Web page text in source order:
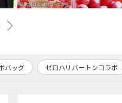
バートンコラボ JAL特製オリジ